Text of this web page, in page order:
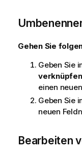
Gehen Sie
Geben Sie
verknüpfen
einen
Geben Sie
neuen
Bearbeiten